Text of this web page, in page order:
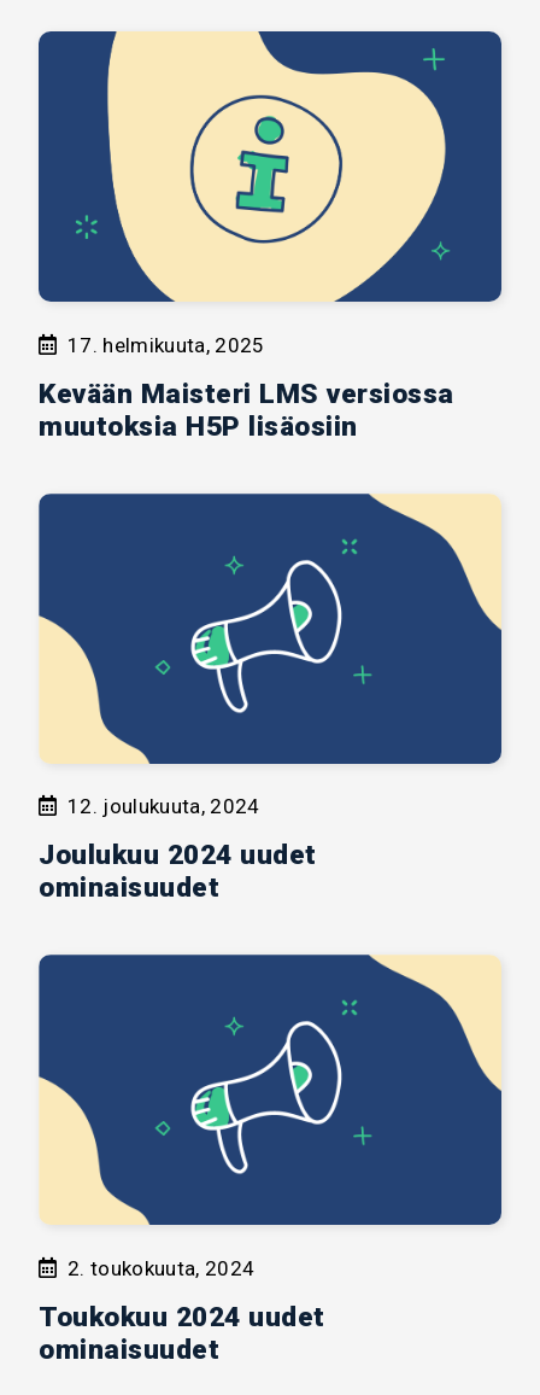
17. helmikuuta, 2025
Kevään Maisteri LMS versiossa
muutoksia H5P lisäosiin
12. joulukuuta, 2024
Joulukuu 2024 uudet
ominaisuudet
2. toukokuuta, 2024
Toukokuu 2024 uudet
ominaisuudet